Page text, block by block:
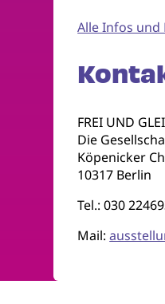
Alle Infos
FREI UND
Die
Köpenicker
10317 Berlin
Tel.: 030
Mail: